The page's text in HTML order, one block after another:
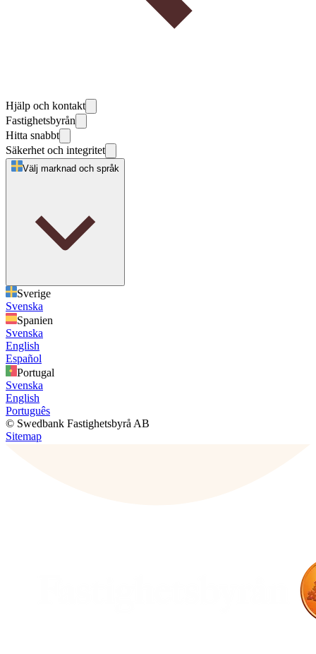
Hjälp och kontakt
Fastighetsbyrån
Hitta snabbt
Säkerhet och integritet
Välj marknad och språk
Sverige
Svenska
Spanien
Svenska
English
Español
Portugal
Svenska
English
Português
© Swedbank Fastighetsbyrå AB
Sitemap